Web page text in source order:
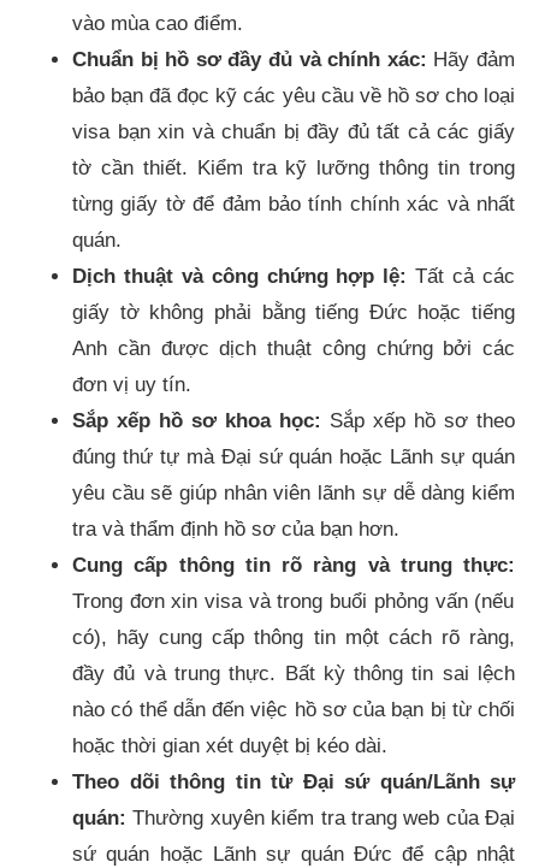
vào mùa cao điểm.
Chuẩn bị hồ sơ đầy đủ và chính xác: Hãy đảm
bảo bạn đã đọc kỹ các yêu cầu về hồ sơ cho loại
visa bạn xin và chuẩn bị đầy đủ tất cả các giấy
tờ cần thiết. Kiểm tra kỹ lưỡng thông tin trong
từng giấy tờ để đảm bảo tính chính xác và nhất
quán.
Dịch thuật và công chứng hợp lệ:Tất cả các
giấy tờ không phải bằng tiếng Đức hoặc tiếng
Anh cần được dịch thuật công chứng bởi các
đơn vị uy tín.
Sắp xếp hồ sơ khoa học: Sắp xếp hồ sơ theo
đúng thứ tự mà Đại sứ quán hoặc Lãnh sự quán
yêu cầu sẽ giúp nhân viên lãnh sự dễ dàng kiểm
tra và thẩm định hồ sơ của bạn hơn.
Cung cấp thông tin rõ ràng và trung thực:
Trong đơn xin visa và trong buổi phỏng vấn (nếu
có), hãy cung cấp thông tin một cách rõ ràng,
đầy đủ và trung thực. Bất kỳ thông tin sai lệch
nào có thể dẫn đến việc hồ sơ của bạn bị từ chối
hoặc thời gian xét duyệt bị kéo dài.
Theo dõi thông tin từ Đại sứ quán/Lãnh sự
quán:Thường xuyên kiểm tra trang web của Đại
sứ quán hoặc Lãnh sự quán Đức để cập nhật